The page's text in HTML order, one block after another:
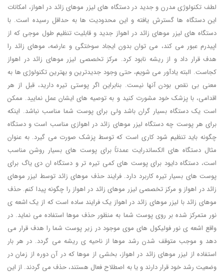
لطف تکنولوژی مدرن و جدید در دستگاه های لیزر موهای زائد در اهواز، امکانات
این دستگاه ها گسترش یافته و این محدودیت ها به حداقل رسیده است. با
دستگاه های لیزر موهای زائد در اهواز جدید و قابلیت تنظیم طول موجی که از
اپیدرم عبور می کند، می توان بدون ایجاد سوختگی و عارضه، موهای زائد را
هدف قرار داد و از ریشه نابود کرد. مرکز تخصصی لیزر موهای زائد در اهواز
کجاست. البته یادآور می شویم، حتی وجود جدیدترین و بهترین تکنولوژی ها به
معنی بی نقص بودن آنها نیست. بنابراین اگر پوستی تیره دارید، قبل از هر
اقدامی، با پزشک خود مشورت کنید و به توصیه های ایشان عمل نمایید. ممکن
است یک دستگاه بسیار گران باشد ولی برای پوست شما مناسب نباشد. اینکه
برای هر پوست چه دستگاه لیزر موهای زائد در اهوازی مناسب است و دستگاه
چگونه باید تنظیم شود کاری است که توسط پزشک صورت می گیرد. به عنوان
مثال دستگاه های الکساندرایت عمدتاً برای پوست های بسیار روشن مناسب
است، دستگاه دایود برای پوست های کمی تیره تر و دستگاه ان دی یاگ برای
پوست های بسیار تیره کاربرد دارد. فرایند حذف موهای زائد توسط لیزر موهای
زائد در اهواز و مرکز تخصصی لیزر موهای زائد در اهواز را چگونه پیدا کنم. حذف
موهای زائد با لیزر موهای زائد در اهواز یک فرایند ساده است که از یک اشعه ی
نور متمرکز شده بر روی پوست شما به منظور حذف موها استفاده می نماید. در
واقع اشعه ی نور فولیکول های موی موجود در زیر پوست شما را هدف قرار می
دهد و موجب متوقف شدن رشد موها از ناحیه ی ریشه می گردد. در هر بار
استفاده از لیزر موهای زائد در اهواز، بخشی از موها که در آن دوره از زمان در
وضعیت رشد خود قرار دارند و یا به اصطلاح فعال هستند، حذف می گردند. از این